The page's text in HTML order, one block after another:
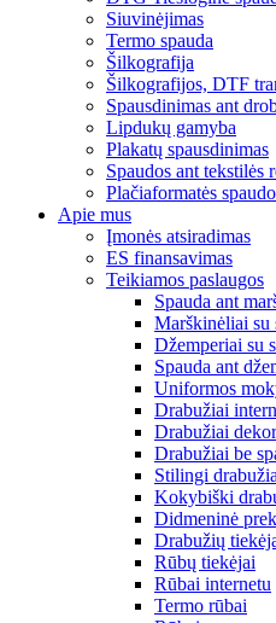
Siuvinėjimas
Termo spauda
Šilkografija
Šilkografijos, DTF
Spausdinimas ant
Lipdukų gamyba
Plakatų spausdinimas
Spaudos ant tekstilės
Plačiaformatės
Apie mus
Įmonės atsiradimas
ES finansavimas
Teikiamos paslaugos
Spauda ant
Marškinėliai su
Džemperiai su
Spauda ant
Uniformos
Drabužiai
Drabužiai
Drabužiai be
Stilingi
Kokybiški
Didmeninė
Drabužių
Rūbų tiekėjai
Rūbai internetu
Termo rūbai